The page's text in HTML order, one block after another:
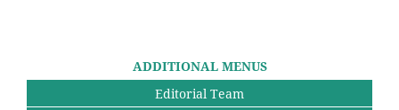
ADDITIONAL MENUS
Editorial Team